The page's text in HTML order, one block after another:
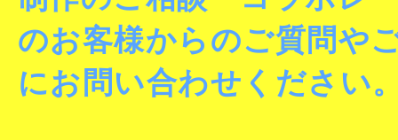
のお客様からのご質問や
にお問い合わせください